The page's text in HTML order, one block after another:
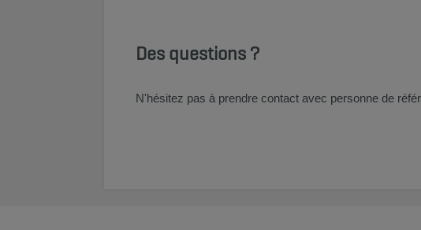
Des questions ?
N'hésitez pas à prendre contact avec personne de